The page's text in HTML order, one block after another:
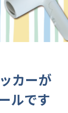
カーが
ルです